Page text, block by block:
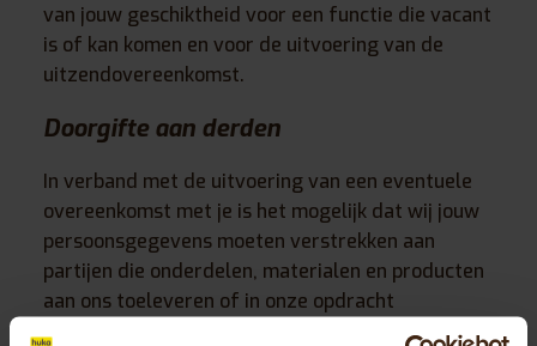
van jouw geschiktheid voor een functie die vacant
is of kan komen en voor de uitvoering van de
uitzendovereenkomst.
Doorgifte aan derden
In verband met de uitvoering van een eventuele
overeenkomst met je is het mogelijk dat wij jouw
persoonsgegevens moeten verstrekken aan
partijen die onderdelen, materialen en producten
aan ons toeleveren of in onze opdracht
werkzaamheden uitvoeren. Verder maken wij